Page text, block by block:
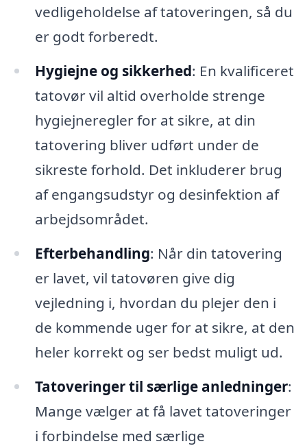
vedligeholdelse af tatoveringen, så du
er godt forberedt.
Hygiejne og sikkerhed: En kvalificeret
tatovør vil altid overholde strenge
hygiejneregler for at sikre, at din
tatovering bliver udført under de
sikreste forhold. Det inkluderer brug
af engangsudstyr og desinfektion af
arbejdsområdet.
Efterbehandling: Når din tatovering
er lavet, vil tatovøren give dig
vejledning i, hvordan du plejer den i
de kommende uger for at sikre, at den
heler korrekt og ser bedst muligt ud.
Tatoveringer til særlige anledninger:
Mange vælger at få lavet tatoveringer
i forbindelse med særlige